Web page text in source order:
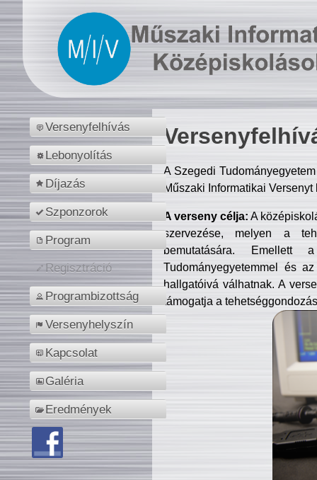
Versenyfelhívás
Lebonyolítás
Díjazás
Szponzorok
Program
Regisztráció
Programbizottság
Versenyhelyszín
Kapcsolat
Galéria
Eredmények
A Szegedi
Műszaki Informatikai
A verseny célja: A
szervezése, melyen a
bemutatására. Emellett
Tudományegyetemmel és
hallgatóivá válhatnak. A
támogatja a